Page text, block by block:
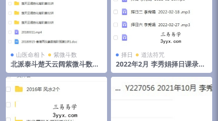
山医命相卜 紫微斗数
北派泰斗楚天云阔紫微斗数自
化高级班课程视频+录音+资料
择日 道法符咒
2022年2月 李秀娟择日课录音
和物品丢失怎么找